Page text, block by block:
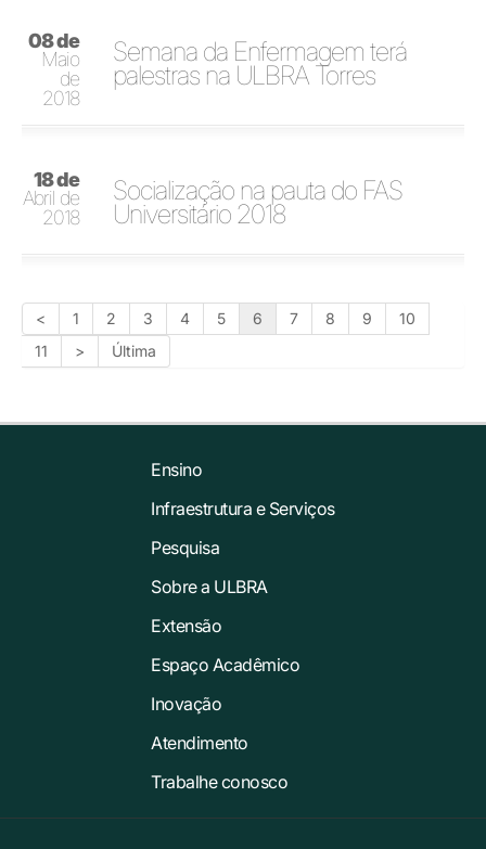
08 de
Maio
de
2018
Semana da Enfermagem terá
palestras na ULBRA Torres
18 de
Abril de
2018
Socialização na pauta do FAS
Universitário 2018
< 1 2 3 4 5 6 7 8 9
10
11
> Última
Ensino
Infraestrutura e Serviços
Pesquisa
Sobre a ULBRA
Extensão
Espaço Acadêmico
Inovação
Atendimento
Trabalhe conosco